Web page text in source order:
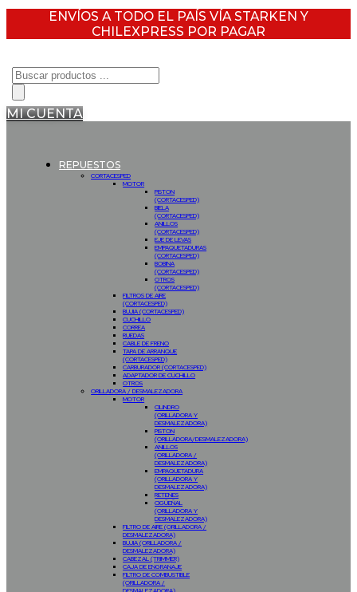
ENVÍOS A TODO EL PAÍS VÍA STARKEN Y
CHILEXPRESS POR PAGAR
Búsqueda
de
productos
MI CUENTA
REPUESTOS
CORTACESPED
MOTOR
PISTON
(CORTACESPED)
BIELA
(CORTACESPED)
ANILLOS
(CORTACESPED)
EJE DE LEVAS
EMPAQUETADURAS
(CORTACESPED)
BOBINA
(CORTACESPED)
OTROS
(CORTACESPED)
FILTROS DE AIRE
(CORTACESPED)
BUJIA (CORTACESPED)
CUCHILLO
CORREA
RUEDAS
CABLE DE FRENO
TAPA DE ARRANQUE
(CORTACESPED)
CARBURADOR (CORTACESPED)
ADAPTADOR DE CUCHILLO
OTROS
ORILLADORA / DESMALEZADORA
MOTOR
CILINDRO
(ORILLADORA Y
DESMALEZADORA)
PISTON
(ORILLADORA/DESMALEZADORA)
ANILLOS
(ORILLADORA /
DESMALEZADORA)
EMPAQUETADURA
(ORILLADORA Y
DESMALEZADORA)
RETENES
CIGÜEÑAL
(ORILLADORA Y
DESMALEZADORA)
FILTRO DE AIRE (ORILLADORA /
DESMALEZADORA)
BUJIA (ORILLADORA /
DESMALEZADORA)
CABEZAL (TRIMMER)
CAJA DE ENGRANAJE
FILTRO DE COMBUSTIBLE
(ORILLADORA /